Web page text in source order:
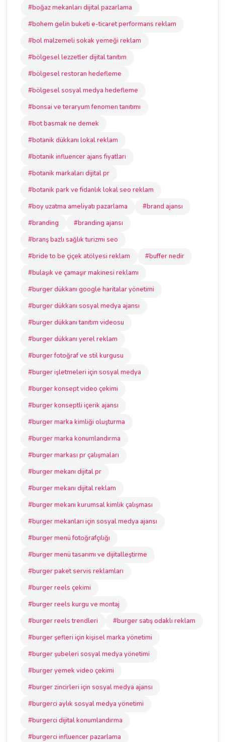
#boğaz mekanları dijital pazarlama
#bohem gelin buketi e-ticaret performans reklam
#bol malzemeli sokak yemeği reklam
#bölgesel lezzetler dijital tanıtım
#bölgesel restoran hedefleme
#bölgesel sosyal medya hedefleme
#bonsai ve teraryum fenomen tanıtımı
#bot basmak ne demek
#botanik dükkanı lokal reklam
#botanik influencer ajans fiyatları
#botanik markaları dijital pr
#botanik park ve fidanlık lokal seo reklam
#boy uzatma ameliyatı pazarlama
#brand ajansı
#branding
#branding ajansı
#branş bazlı sağlık turizmi seo
#bride to be çiçek atölyesi reklam
#buffer nedir
#bulaşık ve çamaşır makinesi reklamı
#burger dükkanı google haritalar yönetimi
#burger dükkanı sosyal medya ajansı
#burger dükkanı tanıtım videosu
#burger dükkanı yerel reklam
#burger fotoğraf ve stil kurgusu
#burger işletmeleri için sosyal medya
#burger konsept video çekimi
#burger konseptli içerik ajansı
#burger marka kimliği oluşturma
#burger marka konumlandırma
#burger markası pr çalışmaları
#burger mekanı dijital pr
#burger mekanı dijital reklam
#burger mekanı kurumsal kimlik çalışması
#burger mekanları için sosyal medya ajansı
#burger menü fotoğrafçılığı
#burger menü tasarımı ve dijitalleştirme
#burger paket servis reklamları
#burger reels çekimi
#burger reels kurgu ve montaj
#burger reels trendleri
#burger satış odaklı reklam
#burger şefleri için kişisel marka yönetimi
#burger şubeleri sosyal medya yönetimi
#burger yemek video çekimi
#burger zincirleri için sosyal medya ajansı
#burgerci aylık sosyal medya yönetimi
#burgerci dijital konumlandırma
#burgerci influencer pazarlama